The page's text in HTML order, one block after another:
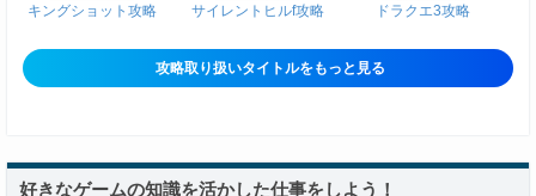
キングショット攻略 サイレントヒルf攻略 ドラクエ3攻略
攻略取り扱いタイトルをもっと見る
好きなゲームの知識を活かした仕事をしよう！